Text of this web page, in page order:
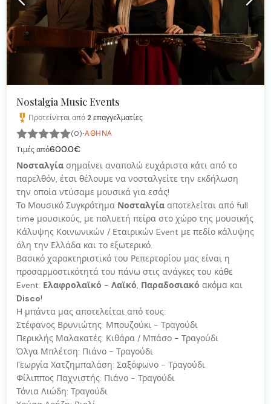
Nostalgia Music Events
Προτείνεται από2επαγγελματίες
(0)·ΑΘΉΝΑ
Τιμές από600.0€
Νοσταλγία σημαίνει αναπολώ ευχάριστα κάτι από το
παρελθόν, έτσι θέλουμε να νοσταλγείτε την εκδήλωση
την οποία ντύσαμε μουσικά για εσάς!
Το Μουσικό Συγκρότημα Νοσταλγία αποτελείται από full
time μουσικούς, με πολυετή πείρα στο χώρο της μουσικής
Κάλυψης Κοινωνικών / Εταιρικών Event με πεδίο κάλυψης
όλη την Ελλάδα και το εξωτερικό.
Βασικό χαρακτηριστικό του Ρεπερτορίου μας είναι η
προσαρμοστικότητά του πάνω στις ανάγκες του κάθε
Event: Ελαφρολαϊκό - Λαϊκό, Παραδοσιακό ακόμα και
Disco!
Η μπάντα μας αποτελείται από τους:
Στέφανος Βρυνιώτης: Μπουζούκι - Τραγούδι
Περικλής Μαλακατές: Κιθάρα / Μπάσο - Τραγούδι
Όλγα Μπλέτση: Πιάνο - Τραγούδι
Γεωργία Χατζημπαλάση: Σαξόφωνο - Τραγούδι
Φίλιππος Παχνιστής: Πιάνο - Τραγούδι
Τόνια Λιώδη: Τραγούδι